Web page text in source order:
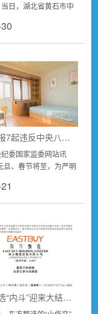
日，湖北省黄石市中
会原党委副书记、主
贿一案。黄石市人民
海南通报7起违反中央八项规定精神典型问题
国家监委网站讯
旦、春节将至，为严明
放全面从严治党永远
的自我革命永远在路
东方甄选“内斗”迎来大结局 股价盘中一度大涨近18%